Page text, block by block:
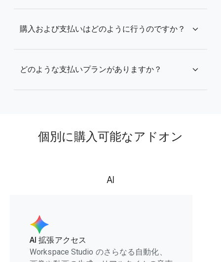
購入および支払いはどのように行うのですか？ expand_more
どのような支払いプランがありますか？ expand_more
個別に購入可能なアドオン
AI
AI 拡張アクセス
Workspace Studio のさらなる自動化、